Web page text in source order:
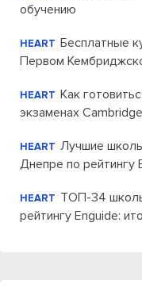
обучению
HEART Бесплатные
Первом
HEART Как
экзаменах
HEART Лучшие
Днепре по рейтингу
HEART ТОП-34
рейтингу Enguide: